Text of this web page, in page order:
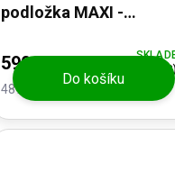
podložka MAXI -
487,60 Kč bez DPH
590 Kč
(1
Do košíku